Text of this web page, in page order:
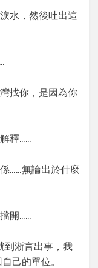
水，然後吐出這
找你，是因為你
釋……
……無論出於什麼
開……
到淅言出事，我
己的單位。